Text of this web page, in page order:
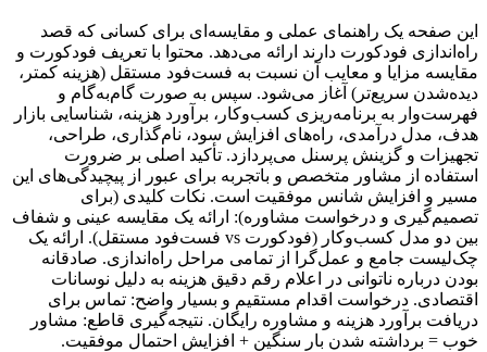
این صفحه یک راهنمای عملی و مقایسه‌ای برای کسانی که قصد
راه‌اندازی فودکورت دارند ارائه می‌دهد. محتوا با تعریف فودکورت و
مقایسه مزایا و معایب آن نسبت به فست‌فود مستقل (هزینه کمتر،
دیده‌شدن سریع‌تر) آغاز می‌شود. سپس به صورت گام‌به‌گام و
فهرست‌وار به برنامه‌ریزی کسب‌وکار، برآورد هزینه، شناسایی بازار
هدف، مدل درآمدی، راه‌های افزایش سود، نام‌گذاری، طراحی،
تجهیزات و گزینش پرسنل می‌پردازد. تأکید اصلی بر ضرورت
استفاده از مشاور متخصص و باتجربه برای عبور از پیچیدگی‌های این
مسیر و افزایش شانس موفقیت است. نکات کلیدی (برای
تصمیم‌گیری و درخواست مشاوره): ارائه یک مقایسه عینی و شفاف
بین دو مدل کسب‌وکار (فودکورت vs فست‌فود مستقل). ارائه یک
چک‌لیست جامع و عمل‌گرا از تمامی مراحل راه‌اندازی. صادقانه
بودن درباره ناتوانی در اعلام رقم دقیق هزینه به دلیل نوسانات
اقتصادی. درخواست اقدام مستقیم و بسیار واضح: تماس برای
دریافت برآورد هزینه و مشاوره رایگان. نتیجه‌گیری قاطع: مشاور
خوب = برداشته شدن بار سنگین + افزایش احتمال موفقیت.